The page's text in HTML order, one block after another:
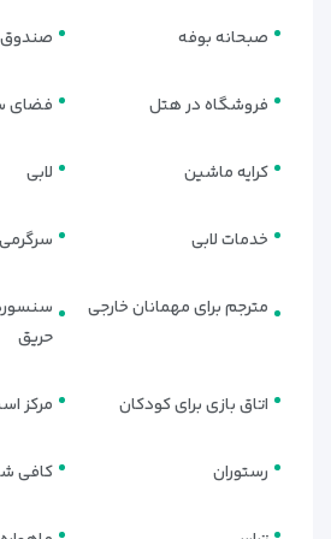
رستوران‌ها و
تجربه طعمی متنوع در فضایی لوکس
هتل سوئیس اوتل المروج دبی با
صبحانه بوفه صندوق
فروشگاه در هتل فضای
کرایه ماشین لابی
خدمات لابی
مترجم برای مهمانان خارجی
حریق
اتاق بازی برای کودکان مرکز
رستوران کافی